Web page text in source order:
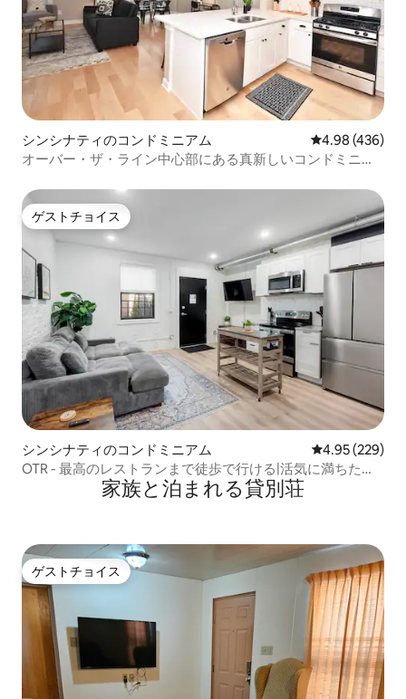
シンシナティのコンドミニアム レビュー436
4.98 (436)
オーバー・ザ・ライン中心部にある真新しいコンドミニア
ゲストチョイス
ゲストチョイス
シンシナティのコンドミニアム レビュー229
4.95 (229)
OTR - 最高のレストランまで徒歩で行ける|活気に満ちた生
家族と泊まれる貸別荘
ゲストチョイス
ゲストチョイス